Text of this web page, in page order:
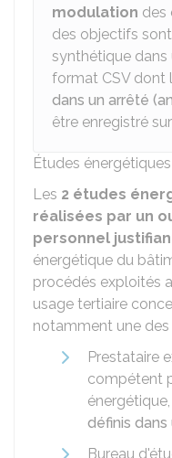
modulation des
des objectifs
synthétique dans
format CSV dont
dans un arrêté
être enregistré
Études énergétiques
Les 2 études
réalisées par un
personnel
énergétique du
procédés exploités
usage tertiaire
notamment une des
Prestataire
compétent
définis dans
Bureau